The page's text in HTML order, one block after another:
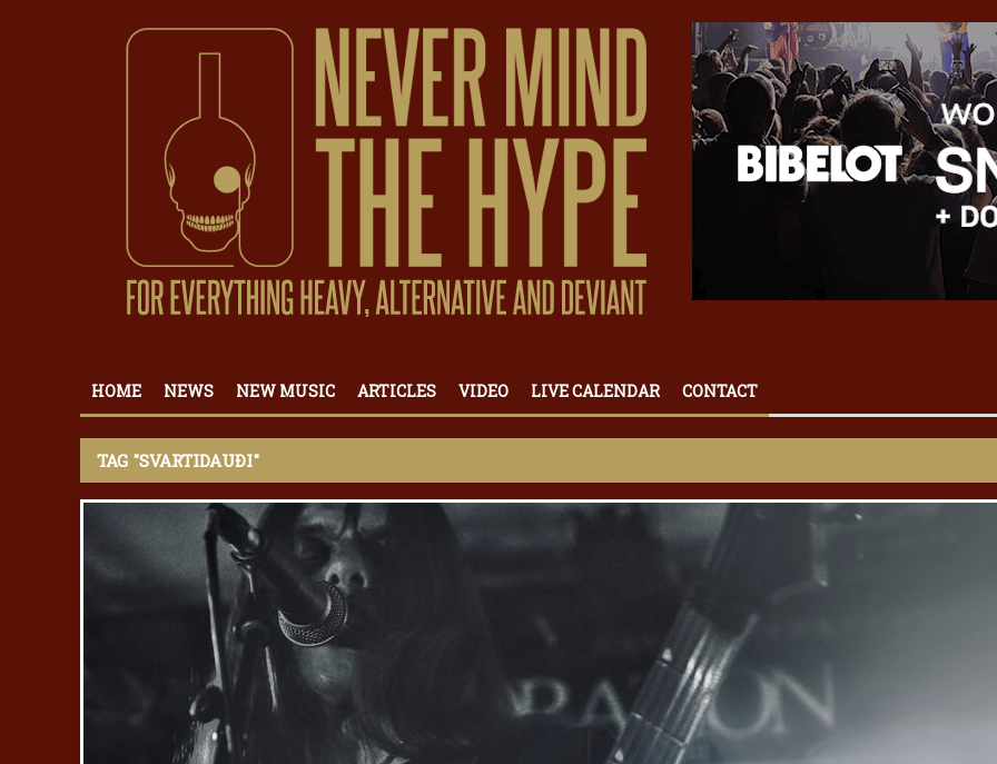
HOME NEWS NEW MUSIC ARTICLES VIDEO LIVE CALENDAR CONTACT
TAG "SVARTIDAUÐI"